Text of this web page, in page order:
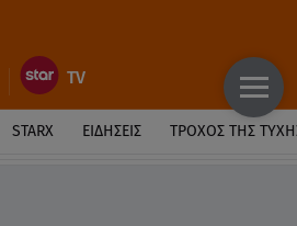
STARX ΕΙΔΉΣΕΙΣ ΤΡΟΧΌΣ ΤΗΣ